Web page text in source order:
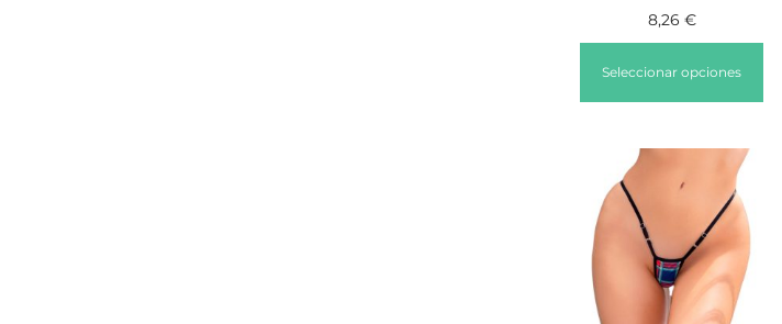
8,26 €
Seleccionar opciones